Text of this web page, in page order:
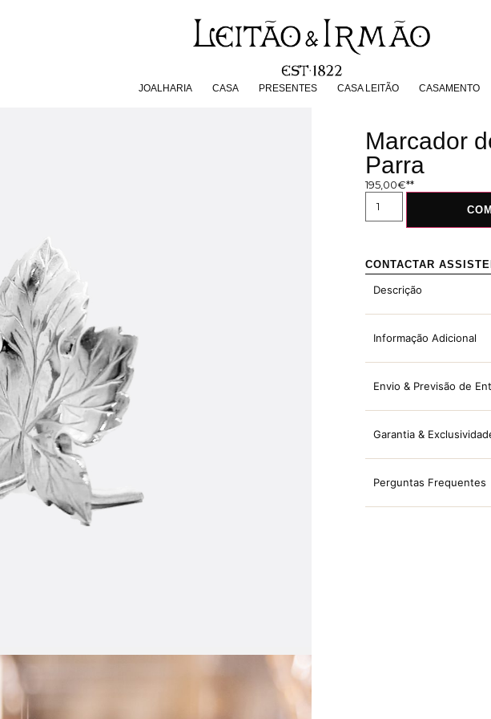
JOALHARIA CASA PRESENTES CASA LEITÃO CASAMENTO
PRESENTES CASA LEITÃO
Marcador
Parra
195,00€
CONTACTAR
Descrição
Informação Adicional
Envio & Previsão de
Garantia &
Perguntas Frequentes